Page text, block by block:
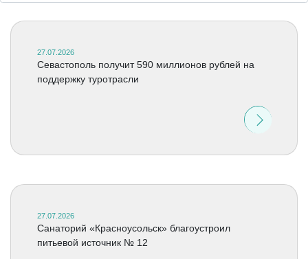
27.07.2026
Севастополь получит 590 миллионов рублей на
поддержку туротрасли
27.07.2026
Санаторий «Красноусольск» благоустроил
питьевой источник № 12